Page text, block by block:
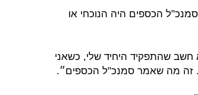
הכספים היה הנוכחי או
חשב שהתפקיד היחיד שלי, כשאני
זה מה שאמר סמנכ"ל הכספים״.